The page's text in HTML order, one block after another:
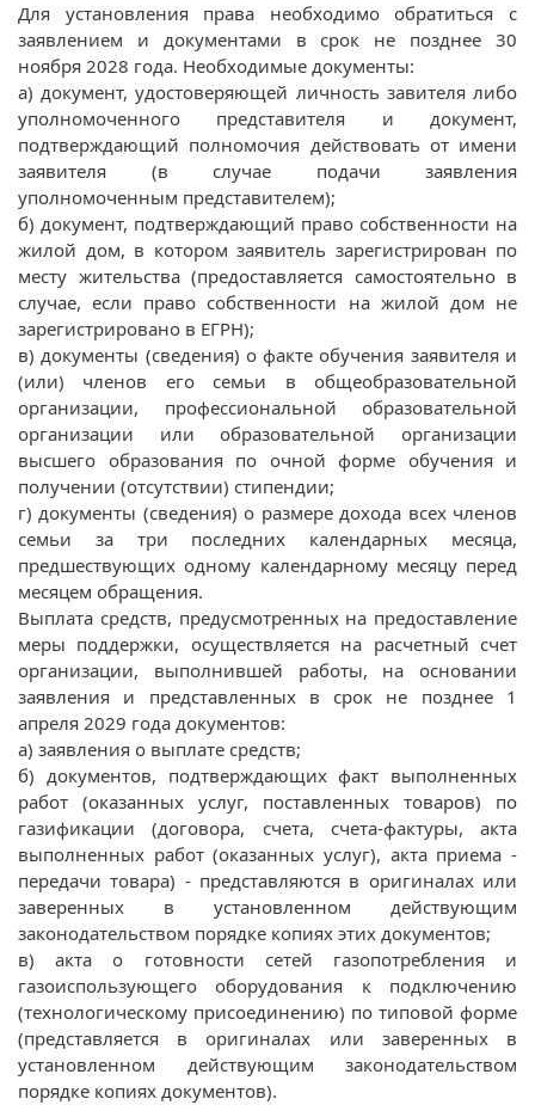
Для установления права необходимо обратиться с
заявлением и документами в срок не позднее 30
ноября 2028 года. Необходимые документы:
а) документ, удостоверяющей личность завителя либо
уполномоченного представителя и документ,
подтверждающий полномочия действовать от имени
заявителя (в случае подачи заявления
уполномоченным представителем);
б) документ, подтверждающий право собственности на
жилой дом, в котором заявитель зарегистрирован по
месту жительства (предоставляется самостоятельно в
случае, если право собственности на жилой дом не
зарегистрировано в ЕГРН);
в) документы (сведения) о факте обучения заявителя и
(или) членов его семьи в общеобразовательной
организации, профессиональной образовательной
организации или образовательной организации
высшего образования по очной форме обучения и
получении (отсутствии) стипендии;
г) документы (сведения) о размере дохода всех членов
семьи за три последних календарных месяца,
предшествующих одному календарному месяцу перед
месяцем обращения.
Выплата средств, предусмотренных на предоставление
меры поддержки, осуществляется на расчетный счет
организации, выполнившей работы, на основании
заявления и представленных в срок не позднее 1
апреля 2029 года документов:
а) заявления о выплате средств;
б) документов, подтверждающих факт выполненных
работ (оказанных услуг, поставленных товаров) по
газификации (договора, счета, счета-фактуры, акта
выполненных работ (оказанных услуг), акта приема -
передачи товара) - представляются в оригиналах или
заверенных в установленном действующим
законодательством порядке копиях этих документов;
в) акта о готовности сетей газопотребления и
газоиспользующего оборудования к подключению
(технологическому присоединению) по типовой форме
(представляется в оригиналах или заверенных в
установленном действующим законодательством
порядке копиях документов).